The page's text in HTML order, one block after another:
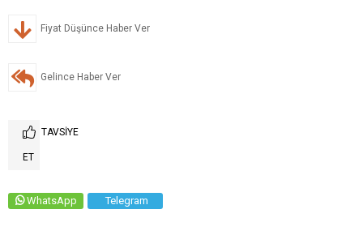
Fiyat Düşünce Haber Ver
Gelince Haber Ver
TAVSIYE
ET
WhatsApp Telegram